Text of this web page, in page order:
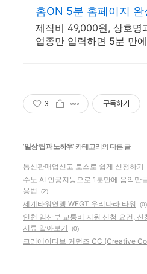
리에이터링크에서.
홈ON 5분 홈페이지 완
제작비 49,000원, 상호명
업종만 입력하면 5분 만
3 구독하기
'일상 팁과 노하우' 카테고리의 다른 글
통신판매업신고 토스로 쉽게 신청하기
수노 AI 인공지능으로 1분만에 음악만
용법
(2)
세계타워연맹 WFGT 우리나라 타워 (0)
인천 임산부 교통비 지원 신청 요건, 신
서류 알아보기
(0)
크리에이티브 커먼즈 CC (Creative